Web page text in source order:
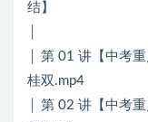
结】
│ 第 01 讲【中考
桂双.mp4
│ 第 02 讲【中考